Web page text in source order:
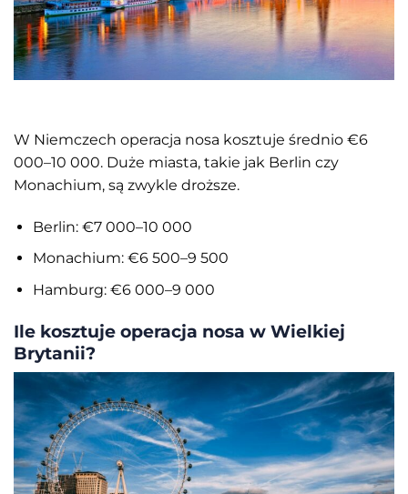
W Niemczech operacja nosa kosztuje średnio €6
000–10 000. Duże miasta, takie jak Berlin czy
Monachium, są zwykle droższe.
Berlin: €7 000–10 000
Monachium: €6 500–9 500
Hamburg: €6 000–9 000
Ile kosztuje operacja nosa w Wielkiej
Brytanii?